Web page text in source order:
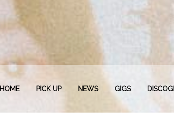
HOME PICK UP NEWS GIGS